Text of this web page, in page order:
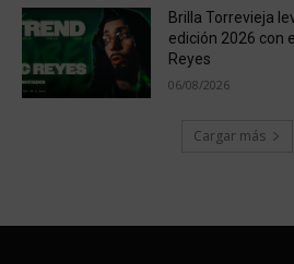
Brilla Torrevieja
edición 2026 con
Reyes
06/08/2026
Cargar más